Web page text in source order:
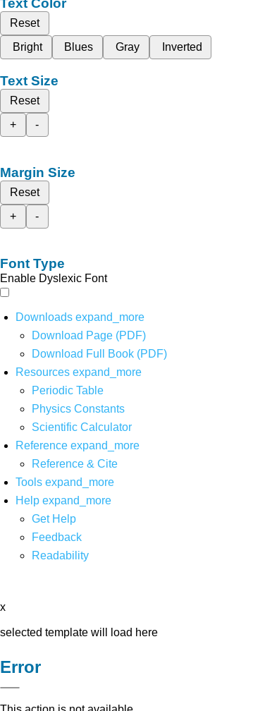
Text Color
Reset
Bright
Blues Gray Inverted
Text Size
Reset
+
-
Margin Size
Reset
+
-
Font Type
Enable Dyslexic Font
Downloads expand_more
Download Page (PDF)
Download Full Book (PDF)
Resources expand_more
Periodic Table
Physics Constants
Scientific Calculator
Reference expand_more
Reference & Cite
Tools expand_more
Help expand_more
Get Help
Feedback
Readability
x
selected template will load here
Error